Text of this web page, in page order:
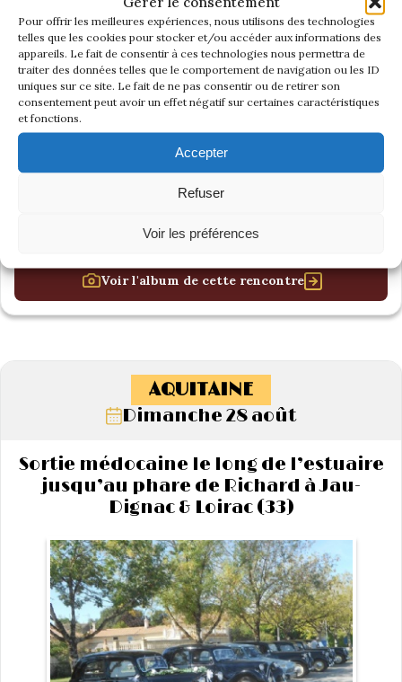
Pour offrir les meilleures expériences, nous utilisons des technologies
telles que les cookies pour stocker et/ou accéder aux informations des
appareils. Le fait de consentir à ces technologies nous permettra de
traiter des données telles que le comportement de navigation ou les ID
uniques sur ce site. Le fait de ne pas consentir ou de retirer son
consentement peut avoir un effet négatif sur certaines caractéristiques
et fonctions.
Accepter
Refuser
Voir les préférences
Voir l'album de cette rencontre
AQUITAINE
Dimanche 28 août
Sortie médocaine le long de l’estuaire
jusqu’au phare de Richard à Jau-
Dignac & Loirac (33)